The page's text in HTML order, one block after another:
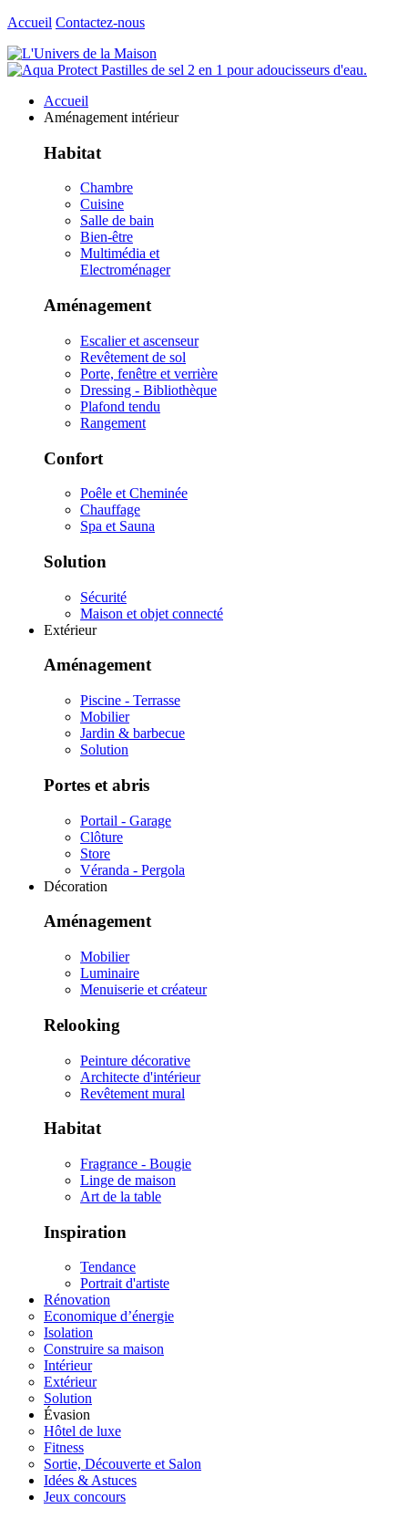
Accueil Contactez-nous
Accueil
Aménagement intérieur
Habitat
Chambre
Cuisine
Salle de bain
Bien-être
Multimédia et
Electroménager
Aménagement
Escalier et ascenseur
Revêtement de sol
Porte, fenêtre et verrière
Dressing - Bibliothèque
Plafond tendu
Rangement
Confort
Poêle et Cheminée
Chauffage
Spa et Sauna
Solution
Sécurité
Maison et objet connecté
Extérieur
Aménagement
Piscine - Terrasse
Mobilier
Jardin & barbecue
Solution
Portes et abris
Portail - Garage
Clôture
Store
Véranda - Pergola
Décoration
Aménagement
Mobilier
Luminaire
Menuiserie et créateur
Relooking
Peinture décorative
Architecte d'intérieur
Revêtement mural
Habitat
Fragrance - Bougie
Linge de maison
Art de la table
Inspiration
Tendance
Portrait d'artiste
Rénovation
Economique d’énergie
Isolation
Construire sa maison
Intérieur
Extérieur
Solution
Évasion
Hôtel de luxe
Fitness
Sortie, Découverte et Salon
Idées & Astuces
Jeux concours